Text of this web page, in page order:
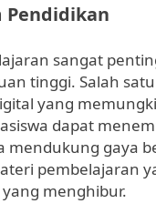
Pendidikan
sangat
tinggi. Salah
yang
dapat
mendukung gaya
pembelajaran
menghibur.